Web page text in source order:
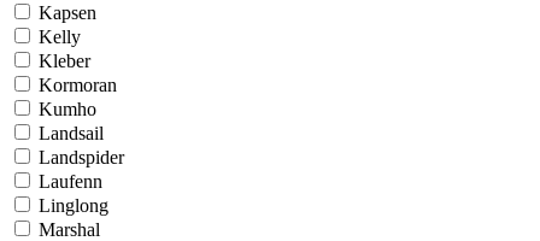
Kapsen
Kelly
Kleber
Kormoran
Kumho
Landsail
Landspider
Laufenn
Linglong
Marshal